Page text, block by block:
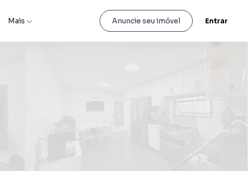
Mais Anuncie seu imóvel Entrar